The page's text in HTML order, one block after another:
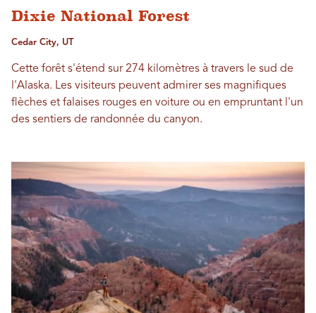
Dixie National Forest
Cedar City, UT
Cette forêt s'étend sur 274 kilomètres à travers le sud de
l'Alaska. Les visiteurs peuvent admirer ses magnifiques
flèches et falaises rouges en voiture ou en empruntant l'un
des sentiers de randonnée du canyon.